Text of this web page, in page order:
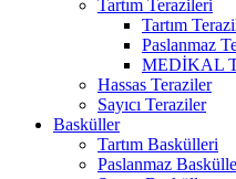
Tartım Terazileri
Tartım
Paslanmaz
MEDİKAL
Hassas Teraziler
Sayıcı Teraziler
Basküller
Tartım Baskülleri
Paslanmaz